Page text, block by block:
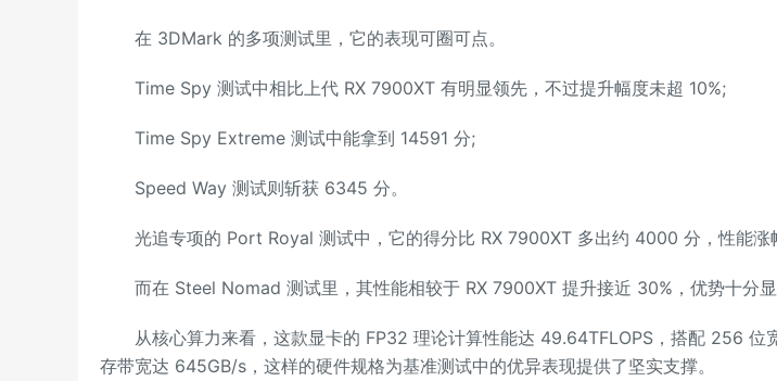
在 3DMark 的多项测试里，它的表现可圈可点。
Time Spy 测试中相比上代 RX 7900XT 有明显领先，不过提升幅度未超 10%;
Time Spy Extreme 测试中能拿到 14591 分;
Speed Way 测试则斩获 6345 分。
光追专项的 Port Royal 测试中，它的得分比 RX 7900XT 多出约 4000 分，性能涨
而在 Steel Nomad 测试里，其性能相较于 RX 7900XT 提升接近 30%，优势十分显
从核心算力来看，这款显卡的 FP32 理论计算性能达 49.64TFLOPS，搭配 256 位
存带宽达 645GB/s，这样的硬件规格为基准测试中的优异表现提供了坚实支撑。